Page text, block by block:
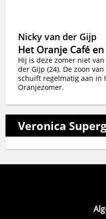
Nicky van der Gijp
Het Oranje Café
Hij is deze zomer niet
der Gijp (24). De zoon
schuift regelmatig aan in
Oranjezomer.
Veronica